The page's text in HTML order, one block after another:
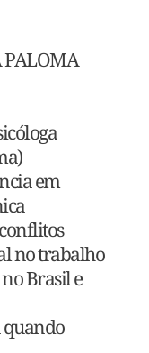
PALOMA
em
no trabalho
Brasil e